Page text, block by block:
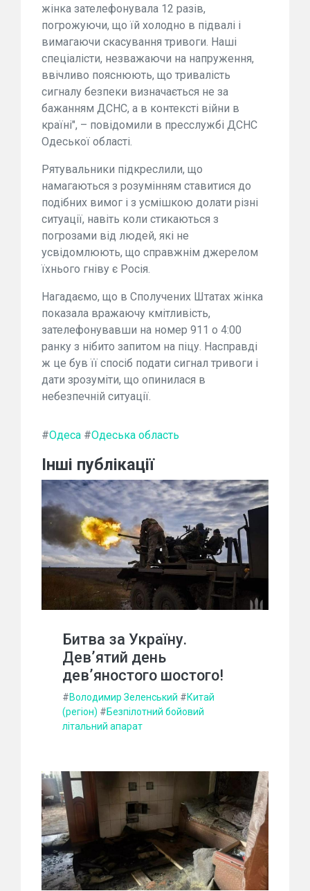
жінка зателефонувала 12 разів,
погрожуючи, що їй холодно в підвалі і
вимагаючи скасування тривоги. Наші
спеціалісти, незважаючи на напруження,
ввічливо пояснюють, що тривалість
сигналу безпеки визначається не за
бажанням ДСНС, а в контексті війни в
країні", – повідомили в пресслужбі ДСНС
Одеської області.
Рятувальники підкреслили, що
намагаються з розумінням ставитися до
подібних вимог і з усмішкою долати різні
ситуації, навіть коли стикаються з
погрозами від людей, які не
усвідомлюють, що справжнім джерелом
їхнього гніву є Росія.
Нагадаємо, що в Сполучених Штатах жінка
показала вражаючу кмітливість,
зателефонувавши на номер 911 о 4:00
ранку з нібито запитом на піцу. Насправді
ж це був її спосіб подати сигнал тривоги і
дати зрозуміти, що опинилася в
небезпечній ситуації.
#Одеса #Одеська область
Інші публікації
Битва за Україну.
Дев’ятий день
дев’яностого шостого!
#Володимир Зеленський #Китай
(регіон) #Безпілотний бойовий
літальний апарат